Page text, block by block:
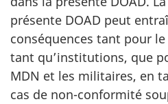
présente DOAD peut
conséquences tant pour le
tant qu’institutions, que
MDN et les militaires, en
cas de non-conformité